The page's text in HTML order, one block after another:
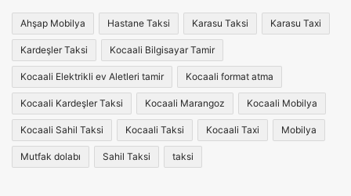
Ahşap Mobilya Hastane Taksi Karasu Taksi Karasu Taxi
Kardeşler Taksi Kocaali Bilgisayar Tamir
Kocaali Elektrikli ev Aletleri tamir Kocaali format atma
Kocaali Kardeşler Taksi Kocaali Marangoz Kocaali Mobilya
Kocaali Sahil Taksi Kocaali Taksi Kocaali Taxi Mobilya
Mutfak dolabı Sahil Taksi taksi